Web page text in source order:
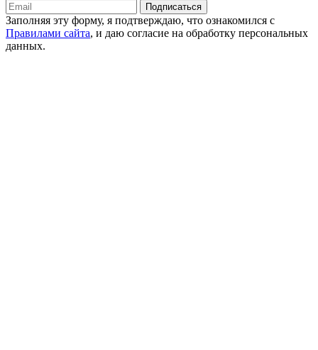
Подписаться
Заполняя эту форму, я подтверждаю, что ознакомился с
Правилами сайта, и даю согласие на обработку персональных
данных.